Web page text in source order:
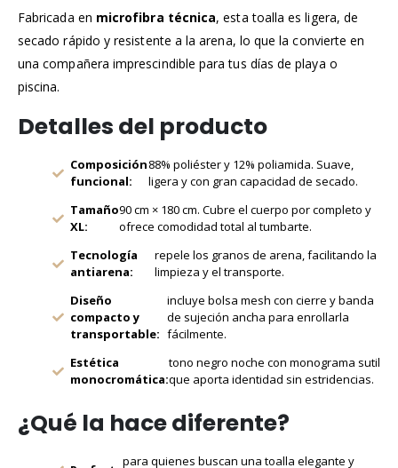
Fabricada en microfibra técnica, esta toalla es ligera, de
secado rápido y resistente a la arena, lo que la convierte en
una compañera imprescindible para tus días de playa o
piscina.
Detalles del producto
Composición
funcional:
88% poliéster y 12% poliamida. Suave,
ligera y con gran capacidad de secado.
Tamaño
XL:
90 cm × 180 cm. Cubre el cuerpo por completo y
ofrece comodidad total al tumbarte.
Tecnología
antiarena:
repele los granos de arena, facilitando la
limpieza y el transporte.
Diseño
compacto y
transportable:
incluye bolsa mesh con cierre y banda
de sujeción ancha para enrollarla
fácilmente.
Estética
monocromática:
tono negro noche con monograma sutil
que aporta identidad sin estridencias.
¿Qué la hace diferente?
para quienes buscan una toalla elegante y